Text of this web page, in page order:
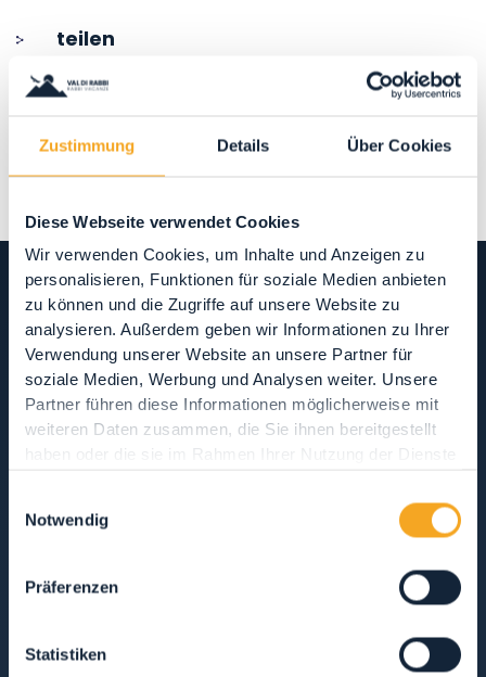
Zustimmung Details Über Cookies
Diese Webseite verwendet Cookies
Wir verwenden Cookies, um Inhalte und Anzeigen zu
personalisieren, Funktionen für soziale Medien anbieten
zu können und die Zugriffe auf unsere Website zu
analysieren. Außerdem geben wir Informationen zu Ihrer
Verwendung unserer Website an unsere Partner für
soziale Medien, Werbung und Analysen weiter. Unsere
Partner führen diese Informationen möglicherweise mit
weiteren Daten zusammen, die Sie ihnen bereitgestellt
haben oder die sie im Rahmen Ihrer Nutzung der Dienste
Notwendig
Präferenzen
Statistiken
teilen
GASTFREUNDSCHAFT
HOTEL, RESTAURANTEN & SHOPPING IM
VAL DI RABBI
SERVIZI PER L'OSPITE